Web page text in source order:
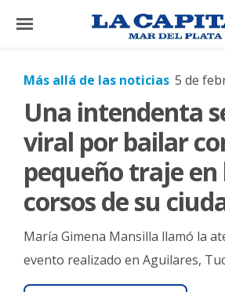
×
El
País
Mundo
La
Cultura
Tecnología
Más allá de las noticias 5 de
Una intendenta
viral por bailar
pequeño traje en
corsos de su
María Gimena Mansilla llamó la
evento realizado en Aguilares,